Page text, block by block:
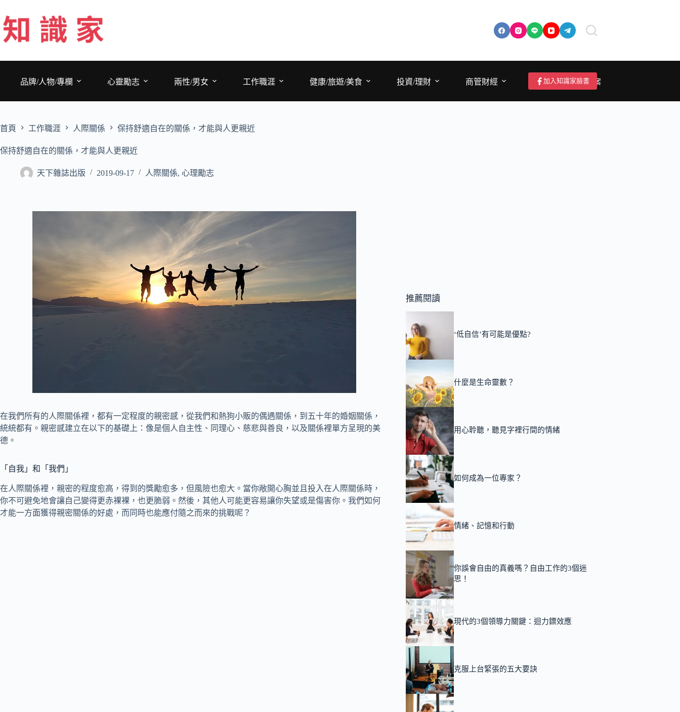
至
主
要
品牌/人物/專欄
心靈勵志 兩性/男女 工作職涯 健康/旅遊/美食 投資/理財 商管財經 成為作者/投稿/提案
加入知識家臉書
首頁 工作職涯 人際關係 保持舒適自在的關係，才能與人更親近
保持舒適自在的關係，才能與人更親近
天下雜誌出版 2019-09-17 人際關係, 心理勵志
在我們所有的人際關係裡，都有一定程度的親密感，從我們和熱狗小販的偶遇關係，到五十年的婚姻關係，
統統都有。親密感建立在以下的基礎上：像是個人自主性、同理心、慈悲與善良，以及關係裡單方呈現的美
德。
「自我」和「我們」
在人際關係裡，親密的程度愈高，得到的獎勵愈多，但風險也愈大。當你敞開心胸並且投入在人際關係時，
你不可避免地會讓自己變得更赤裸裸，也更脆弱。然後，其他人可能更容易讓你失望或是傷害你。我們如何
才能一方面獲得親密關係的好處，而同時也能應付隨之而來的挑戰呢？
推薦閱讀
‘低自信’有可能是優點?
什麼是生命靈數？
用心聆聽，聽見字裡行間的情緒
如何成為一位專家？
情緒、記憶和行動
你誤會自由的真義嗎？自由工作的3個迷
思！
現代的3個領導力關鍵：迴力鏢效應
克服上台緊張的五大要訣